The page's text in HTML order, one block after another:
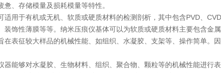
惫、存储模量及损耗模量等特性。
用于有机或无机、软质或硬质材料的检测剖析，其中包含PVD、
装饰性薄膜等等。纳米压痕仪基体可以为软质或硬质材料主要包含金
表征较大样品的机械性能、如组织、水凝胶、支架等、操作简单。因
能够对水凝胶、生物材料、组织、聚合物、颗粒等的机械性能进行表